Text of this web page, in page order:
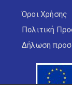
Όροι Χρήσης
Πολιτική
Δήλωση